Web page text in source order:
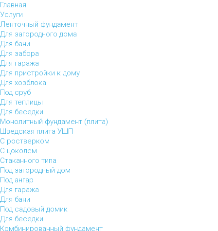
Главная
Услуги
Ленточный фундамент
Для загородного дома
Для бани
Для забора
Для гаража
Для пристройки к дому
Для хозблока
Под сруб
Для теплицы
Для беседки
Монолитный фундамент (плита)
Шведская плита УШП
С ростверком
С цоколем
Стаканного типа
Под загородный дом
Под ангар
Для гаража
Для бани
Под садовый домик
Для беседки
Комбинированный фундамент